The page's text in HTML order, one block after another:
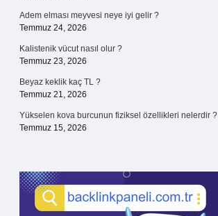
Adem elması meyvesi neye iyi gelir ?
Temmuz 24, 2026
Kalistenik vücut nasıl olur ?
Temmuz 23, 2026
Beyaz keklik kaç TL ?
Temmuz 21, 2026
Yükselen kova burcunun fiziksel özellikleri nelerdir ?
Temmuz 15, 2026